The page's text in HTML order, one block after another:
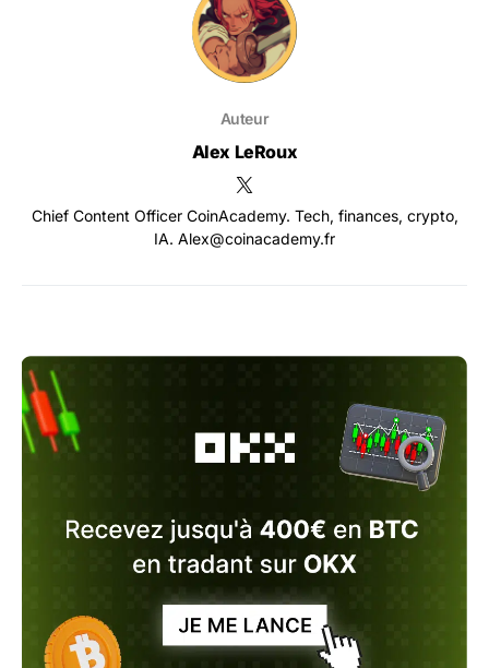
Auteur
Alex LeRoux
Chief Content Officer CoinAcademy. Tech, finances, crypto,
IA. Alex@coinacademy.fr